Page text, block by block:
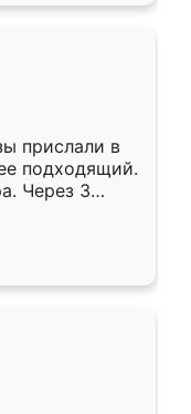
прислали в
подходящий.
Через 3
Остались